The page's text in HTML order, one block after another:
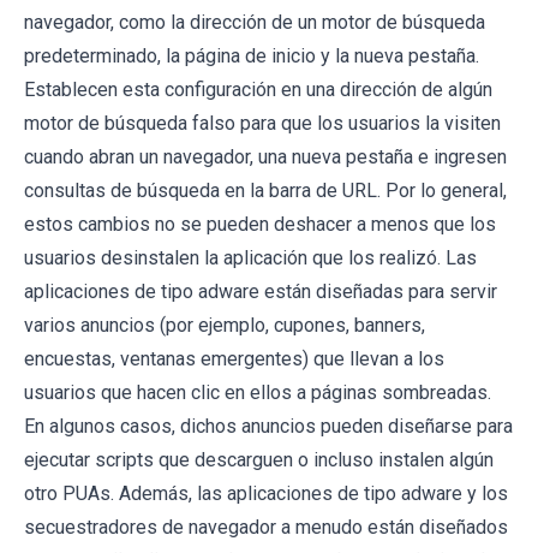
navegador, como la dirección de un motor de búsqueda
predeterminado, la página de inicio y la nueva pestaña.
Establecen esta configuración en una dirección de algún
motor de búsqueda falso para que los usuarios la visiten
cuando abran un navegador, una nueva pestaña e ingresen
consultas de búsqueda en la barra de URL. Por lo general,
estos cambios no se pueden deshacer a menos que los
usuarios desinstalen la aplicación que los realizó. Las
aplicaciones de tipo adware están diseñadas para servir
varios anuncios (por ejemplo, cupones, banners,
encuestas, ventanas emergentes) que llevan a los
usuarios que hacen clic en ellos a páginas sombreadas.
En algunos casos, dichos anuncios pueden diseñarse para
ejecutar scripts que descarguen o incluso instalen algún
otro PUAs. Además, las aplicaciones de tipo adware y los
secuestradores de navegador a menudo están diseñados